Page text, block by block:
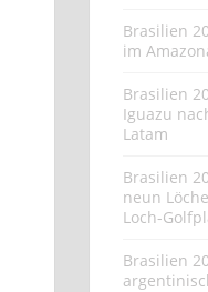
Brasilien
im
Brasilien
Iguazu
Latam
Brasilien
neun
Loch-
Brasilien